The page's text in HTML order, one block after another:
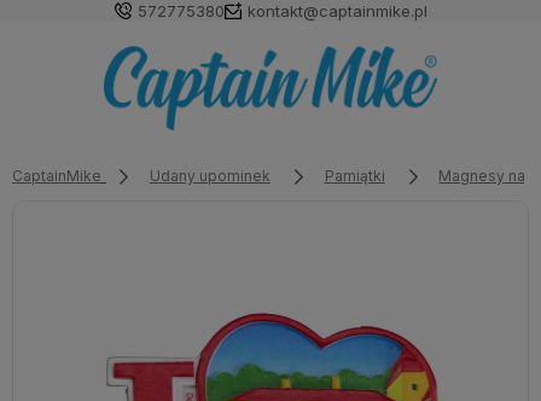
572775380 kontakt@captainmike.pl
CaptainMike Udany upominek Pamiątki Magnesy na